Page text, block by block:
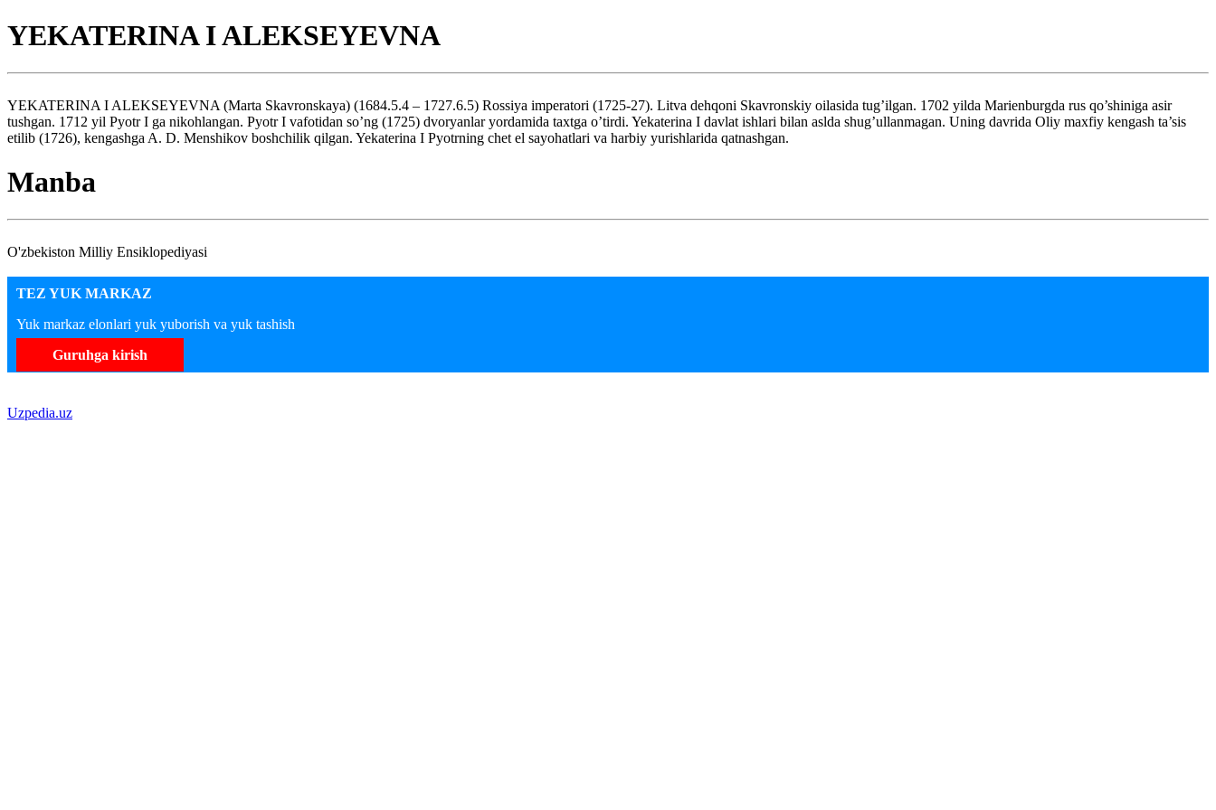
YEKATERINA I ALEKSEYEVNA
YEKATERINA I ALEKSEYEVNA (Marta Skavronskaya) (1684.5.4 – 1727.6.5) Rossiya imperatori (1725-27). Litva dehqoni Skavronskiy oilasida tug’ilgan. 1702 yilda Marienburgda rus qo’shiniga asir
tushgan. 1712 yil Pyotr I ga nikohlangan. Pyotr I vafotidan so’ng (1725) dvoryanlar yordamida taxtga o’tirdi. Yekaterina I davlat ishlari bilan aslda shug’ullanmagan. Uning davrida Oliy maxfiy kengash ta’sis
etilib (1726), kengashga A. D. Menshikov boshchilik qilgan. Yekaterina I Pyotrning chet el sayohatlari va harbiy yurishlarida qatnashgan.
Manba
O'zbekiston Milliy Ensiklopediyasi
TEZ YUK MARKAZ
Yuk markaz elonlari yuk yuborish va yuk tashish
Guruhga kirish
Uzpedia.uz